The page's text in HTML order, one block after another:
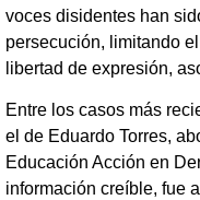
voces disidentes han
persecución, limitando
libertad de expresión,
Entre los casos más
el de Eduardo Torres,
Educación Acción en
información creíble, fue